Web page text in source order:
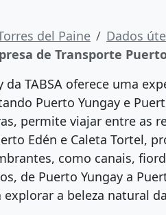
del Paine Dados
de Transporte
da TABSA oferece uma
Puerto Yungay e
permite viajar entre as
Edén e Caleta Tortel,
como canais,
de Puerto Yungay a
explorar a beleza natural